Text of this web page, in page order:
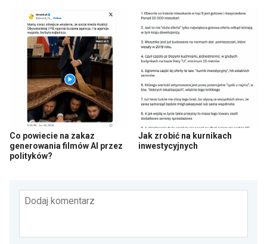
Co powiecie na zakaz
generowania filmów AI przez
polityków?
Jak zrobić na kurnikach
inwestycyjnych
Dodaj komentarz